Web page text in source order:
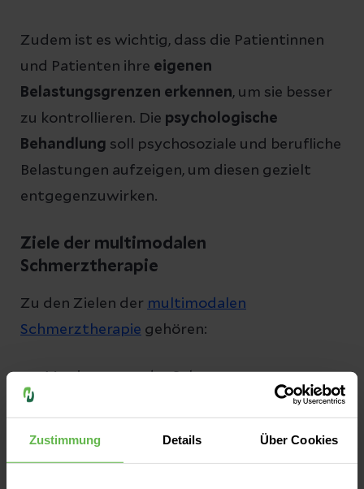
Zustimmung Details Über Cookies
Zudem ist es wichtig, dass die Patientinnen
und Patienten ihre eigenen
Belastungsgrenzen erkennen, um sie besser
zu kontrollieren. Die psychologische
Behandlung soll psychosoziale und berufliche
Belastungen aufzeigen, um diesen gezielt
entgegenzuwirken.
Ziele der multimodalen
Schmerztherapie
Zu den Zielen der multimodalen
Schmerztherapie gehören:
Verringerung der Schmerzen
Fitness, Belastbarkeit, Koordination und
Körperwahrnehmung steigern
Vertrauen in die eigene Bewegungs- und